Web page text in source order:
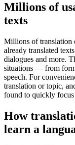
Millions of
texts
Millions of translation
already translated
dialogues and more.
situations — from
speech. For
translation or topic,
found to quickly
How
learn a